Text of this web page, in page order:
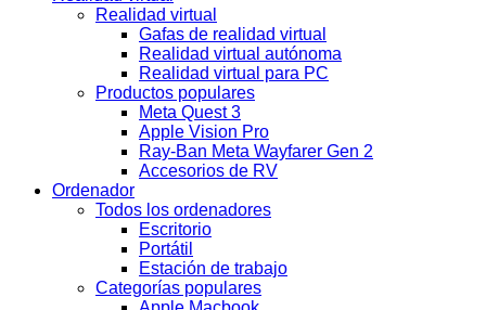
Realidad virtual
Gafas de realidad virtual
Realidad virtual autónoma
Realidad virtual para PC
Productos populares
Meta Quest 3
Apple Vision Pro
Ray-Ban Meta Wayfarer Gen 2
Accesorios de RV
Ordenador
Todos los ordenadores
Escritorio
Portátil
Estación de trabajo
Categorías populares